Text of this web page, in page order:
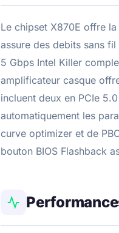
Le chipset X870E offre
assure des debits sans
5 Gbps Intel Killer
amplificateur casque
incluent deux en PCIe
automatiquement les
curve optimizer et de
bouton BIOS Flashback